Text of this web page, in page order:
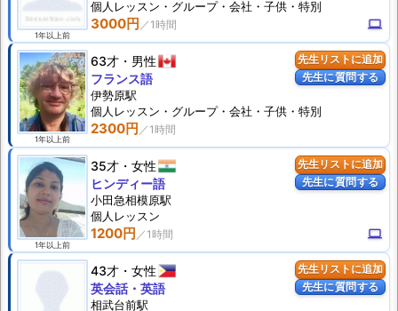
1年以上前
3000円 computer
個人 レッスン ・グループ・会社・子供・特別
先生リストに追加
先生に質問する
1年以上前
63才 男性
2300円
フランス語
伊勢原駅
個人 レッスン ・グループ・会社・子供・特別
先生リストに追加
先生に質問する
1年以上前
35才 女性
1200円 computer
ヒンディー語
小田急相模原駅
個人 レッスン
先生リストに追加
先生に質問する
43才 女性
英会話・英語
相武台前駅